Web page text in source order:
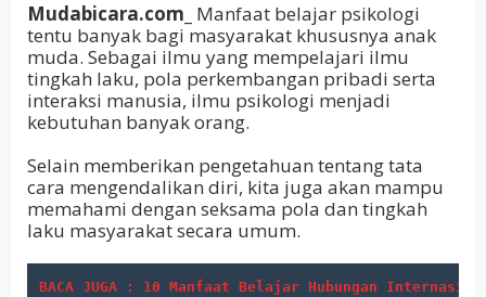
Mudabicara.com_ Manfaat belajar psikologi
tentu banyak bagi masyarakat khususnya anak
muda. Sebagai ilmu yang mempelajari ilmu
tingkah laku, pola perkembangan pribadi serta
interaksi manusia, ilmu psikologi menjadi
kebutuhan banyak orang.
Selain memberikan pengetahuan tentang tata
cara mengendalikan diri, kita juga akan mampu
memahami dengan seksama pola dan tingkah
laku masyarakat secara umum.
BACA JUGA : 10 Manfaat Belajar Hubungan